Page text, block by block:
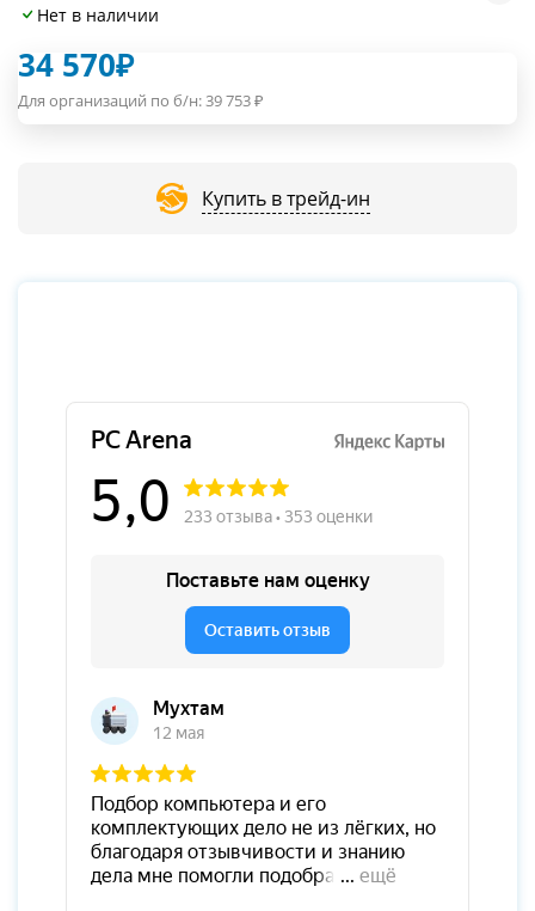
Нет в наличии
34 570₽
Для организаций по б/н:39 753₽
Купить в трейд-ин